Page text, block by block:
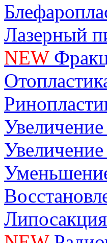
Лазерный
NEW
Липосакция